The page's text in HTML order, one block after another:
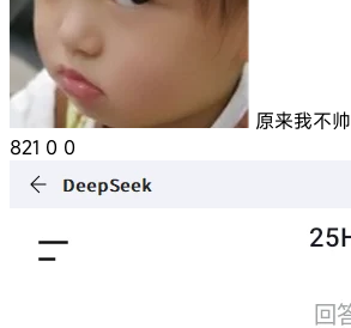
原来我不帅
821 0 0